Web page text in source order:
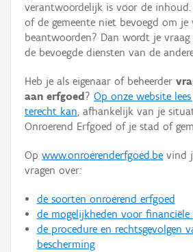
Gebeurtenis
Persoon of collectief
Hergebruik
Aanmelden
verantwoordelijk is voor de inhoud.
of de gemeente niet bevoegd om je
beantwoorden? Dan wordt je
de bevoegde diensten van de
Heb je als eigenaar of beheerder
aan erfgoed ? Op onze website
terecht kan, afhankelijk van je
Onroerend Erfgoed of je stad of
Op www.onroerenderfgoed.be vind
vragen over:
de soorten onroerend erfgoed
de mogelijkheden voor
de procedure en rechtsgevolgen
bescherming